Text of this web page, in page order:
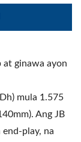
ginawa ayon
mula 1.575
Ang JB
play, na